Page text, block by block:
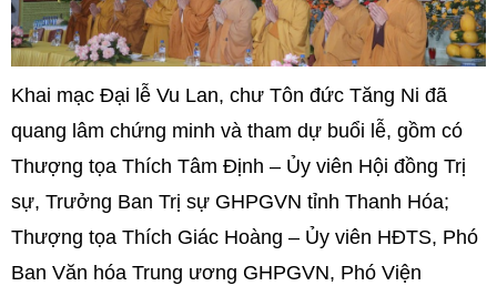
Khai mạc Đại lễ Vu Lan, chư Tôn đức Tăng Ni đã
quang lâm chứng minh và tham dự buổi lễ, gồm có
Thượng tọa Thích Tâm Định – Ủy viên Hội đồng Trị
sự, Trưởng Ban Trị sự GHPGVN tỉnh Thanh Hóa;
Thượng tọa Thích Giác Hoàng – Ủy viên HĐTS, Phó
Ban Văn hóa Trung ương GHPGVN, Phó Viện